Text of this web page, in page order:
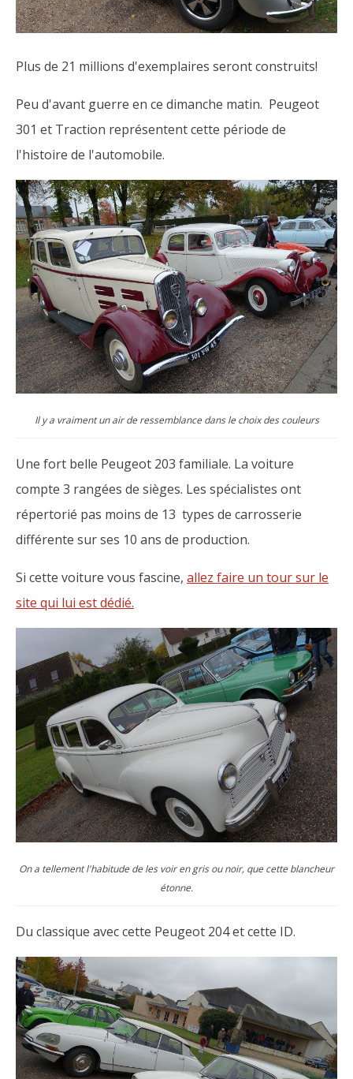
Plus de 21 millions d'exemplaires seront construits!
Peu d'avant guerre en ce dimanche matin. Peugeot
301 et Traction représentent cette période de
l'histoire de l'automobile.
Il y a vraiment un air de ressemblance dans le choix des couleurs
Une fort belle Peugeot 203 familiale. La voiture
compte 3 rangées de sièges. Les spécialistes ont
répertorié pas moins de 13 types de carrosserie
différente sur ses 10 ans de production.
Si cette voiture vous fascine, allez faire un tour sur le
site qui lui est dédié.
On a tellement l'habitude de les voir en gris ou noir, que cette blancheur
étonne.
Du classique avec cette Peugeot 204 et cette ID.